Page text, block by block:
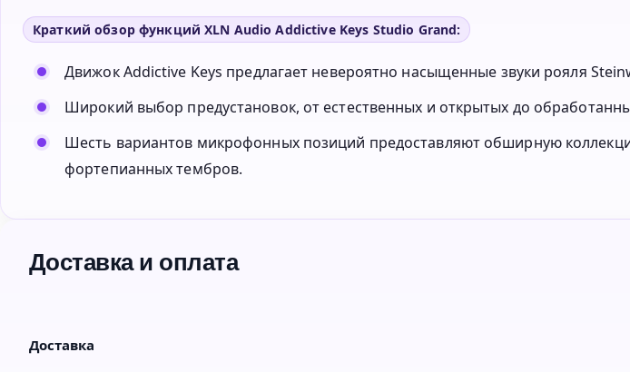
Краткий обзор функций XLN Audio Addictive Keys Studio Grand:
Движок Addictive Keys предлагает невероятно насыщенные звуки рояля
Широкий выбор предустановок, от естественных и открытых до
Шесть вариантов микрофонных позиций предоставляют обширную
фортепианных тембров.
Доставка и оплата
Доставка